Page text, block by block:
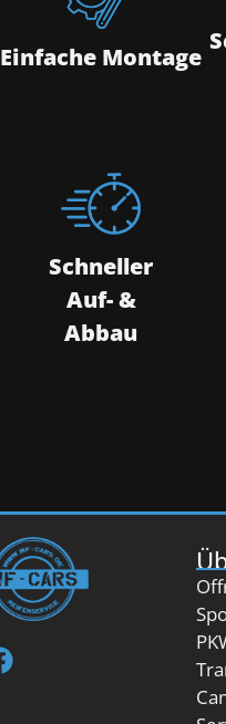
Einfache Montage
Schneller
Auf- &
Abbau